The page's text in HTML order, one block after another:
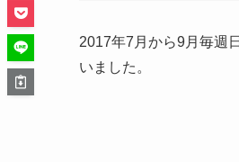
2017年7月から9月毎週
いました。